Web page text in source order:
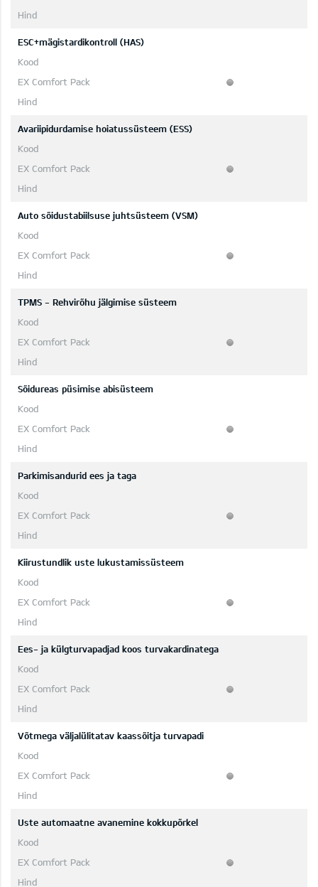
ESC+mägistardikontroll (HAS)
Avariipidurdamise hoiatussüsteem (ESS)
Auto sõidustabiilsuse juhtsüsteem (VSM)
TPMS - Rehvirõhu jälgimise süsteem
Sõidureas püsimise abisüsteem
Parkimisandurid ees ja taga
Kiirustundlik uste lukustamissüsteem
Ees- ja külgturvapadjad koos turvakardinatega
Võtmega väljalülitatav kaassõitja turvapadi
Uste automaatne avanemine kokkupõrkel